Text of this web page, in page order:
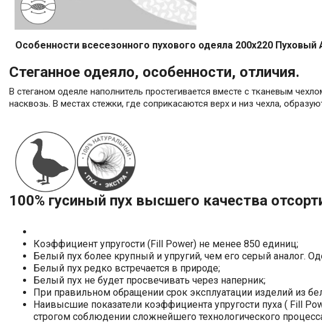
Особенности всесезонного пухового одеяла 200x220
Стеганное одеяло, особенности, отличия.
В стеганом одеяле наполнитель простегивается вместе с тканевым
насквозь. В местах стежки, где соприкасаются верх и низ чехла,
100% гусиный пух высшего качества
Коэффициент упругости (Fill Power) не менее 850 единиц;
Белый пух более крупный и упругий, чем его серый аналог.
Белый пух редко встречается в природе;
Белый пух не будет просвечивать через наперник;
При правильном обращении срок эксплуатации изделий из
Наивысшие показатели коэффициента упругости пуха ( Fill
строгом соблюдении сложнейшего технологического